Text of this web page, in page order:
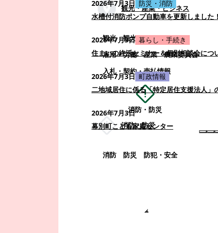
観光・産業・ビジネス
観光
観光・イベント
雇用・労働
産業
農業委員会
入札・契約・売払情報
消防・防災
消防・防災
消防 防災 防犯・安全
町政情報
2026年7月3日 防災・消防
水槽付消防ポンプ自動車を更新しました
2026年7月3日 暮らし・手続き
住まいの終活セミナー＆個別相談会につ
2026年7月3日 町政情報
二地域居住に係る「特定居住支援法人」
2026年7月3日
幕別町こども家庭センター